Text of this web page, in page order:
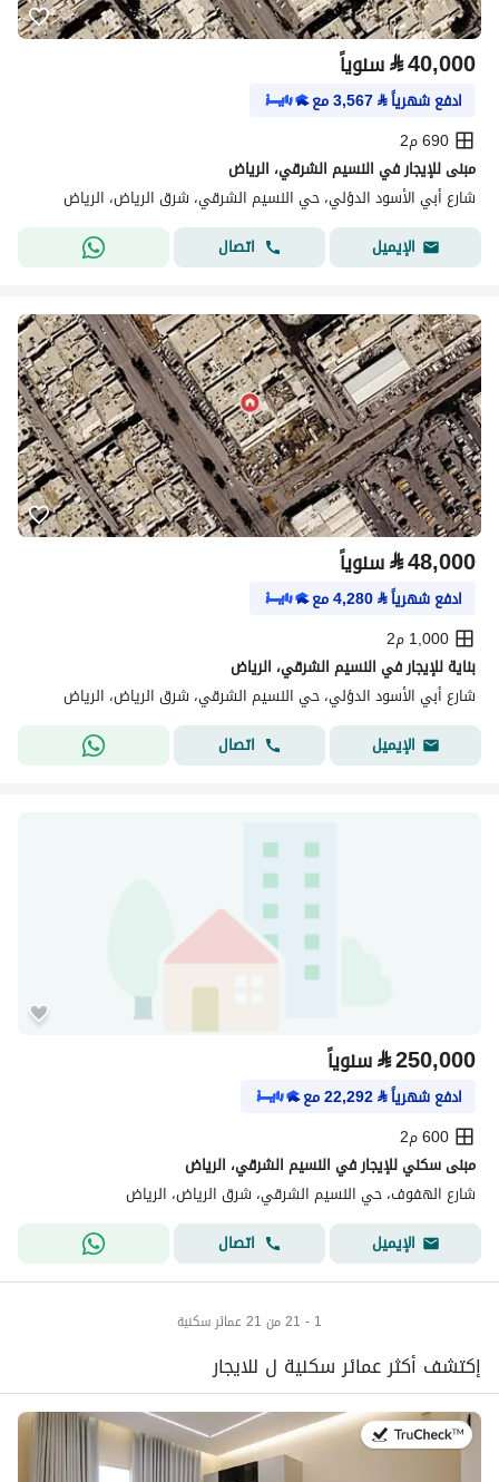
⃁40,000 سنوياً
ادفع شهرياً⃁
3,567مع
690 م2
مبنى للإيجار في النسيم الشرقي، الرياض
شارع أبي الأسود الدؤلي، حي النسيم الشرقي، شرق الرياض، الرياض
الإيميل
اتصال
⃁48,000 سنوياً
ادفع شهرياً⃁
4,280مع
1,000 م2
بناية للإيجار في النسيم الشرقي، الرياض
شارع أبي الأسود الدؤلي، حي النسيم الشرقي، شرق الرياض، الرياض
الإيميل
اتصال
⃁250,000 سنوياً
ادفع شهرياً⃁
22,292مع
600 م2
مبنى سكني للإيجار في النسيم الشرقي، الرياض
شارع الهفوف، حي النسيم الشرقي، شرق الرياض، الرياض
الإيميل
اتصال
1 - 21 من 21 عمائر سكنية
إكتشف أكثر عمائر سكنية ل للايجار
في:18 يوليو 2026